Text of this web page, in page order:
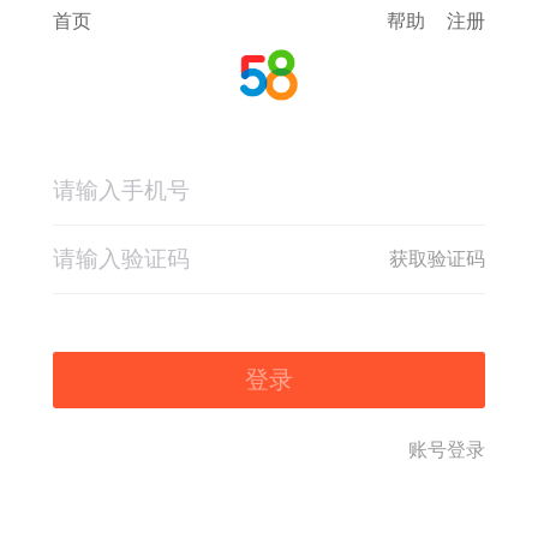
首页 帮助 注册
获取验证码
登录
账号登录